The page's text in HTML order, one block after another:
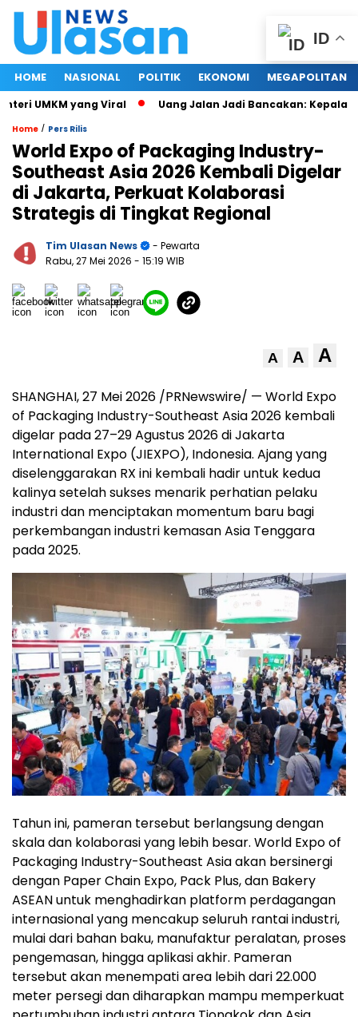
HOME NASIONAL POLITIK EKONOMI MEGAPOLITAN
UMKM yang Viral Uang Jalan Jadi Bancakan: Kepala
Home / Pers Rilis
World Expo of Packaging Industry-
Southeast Asia 2026 Kembali Digelar
di Jakarta, Perkuat Kolaborasi
Strategis di Tingkat Regional
Tim Ulasan News
- Pewarta
Rabu, 27 Mei 2026 - 15:19 WIB
A A A
SHANGHAI, 27 Mei 2026 /PRNewswire/ — World Expo
of Packaging Industry-Southeast Asia 2026 kembali
digelar pada 27–29 Agustus 2026 di Jakarta
International Expo (JIEXPO), Indonesia. Ajang yang
diselenggarakan RX ini kembali hadir untuk kedua
kalinya setelah sukses menarik perhatian pelaku
industri dan menciptakan momentum baru bagi
perkembangan industri kemasan Asia Tenggara
pada 2025.
Tahun ini, pameran tersebut berlangsung dengan
skala dan kolaborasi yang lebih besar. World Expo of
Packaging Industry-Southeast Asia akan bersinergi
dengan Paper Chain Expo, Pack Plus, dan Bakery
ASEAN untuk menghadirkan platform perdagangan
internasional yang mencakup seluruh rantai industri,
mulai dari bahan baku, manufaktur peralatan, proses
pengemasan, hingga aplikasi akhir. Pameran
tersebut akan menempati area lebih dari 22.000
meter persegi dan diharapkan mampu memperkuat
ID